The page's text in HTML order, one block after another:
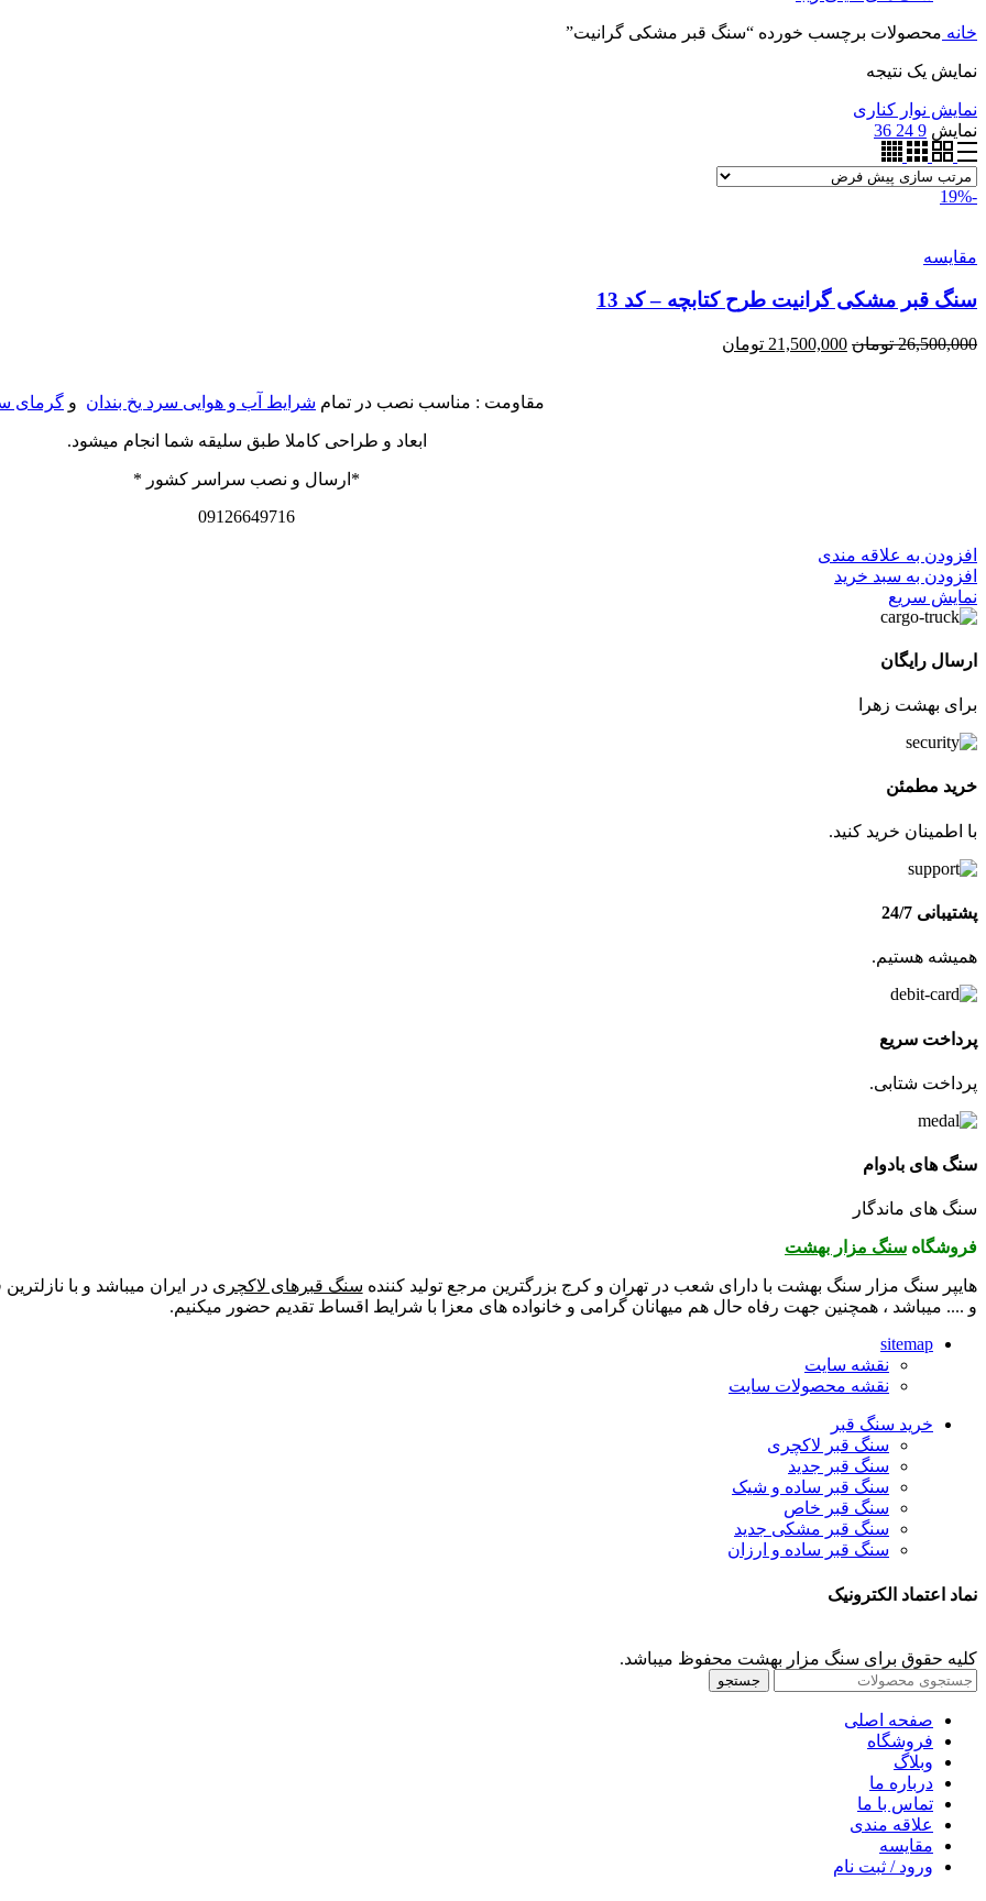
خانه محصولات برچسب خورده “سنگ قبر مشکی گرانیت”
نمایش یک نتیجه
نمایش نوار کناری
نمایش 9
24
36
-19%
مقايسه
سنگ قبر مشکی گرانیت طرح کتابچه – کد 13
26,500,000 تومان قیمت
21,500,000 تومان
مقاومت : مناسب نصب در تمام شرایط آب و هوایی سرد یخ بندان و گرمای
ابعاد و طراحی کاملا طبق سلیقه شما انجام میشود.
*ارسال و نصب سراسر کشور *
09126649716
افزودن به علاقه مندی
افزودن به سبد خرید
نمایش سریع
ارسال رایگان
برای بهشت زهرا
خرید مطمئن
با اطمینان خرید کنید.
پشتیبانی 24/7
همیشه هستیم.
پرداخت سریع
پرداخت شتابی.
سنگ های بادوام
سنگ های ماندگار
فروشگاه سنگ مزار بهشت
هایپر سنگ مزار سنگ بهشت با دارای شعب در تهران و کرج بزرگترین مرجع تولید کننده سنگ قبرهای لاکچری در ایران میباشد و با
و .... میباشد ، همچنین جهت رفاه حال هم میهانان گرامی و خانواده های معزا با شرایط اقساط تقدیم حضور میکنیم.
sitemap
نقشه سایت
نقشه محصولات سایت
خرید سنگ قبر
سنگ قبر لاکچری
سنگ قبر جدید
سنگ قبر ساده و شیک
سنگ قبر خاص
سنگ قبر مشکی جدید
سنگ قبر ساده و ارزان
نماد اعتماد الکترونیک
کلیه حقوق برای سنگ مزار بهشت محفوظ میباشد.
جستجو
صفحه اصلی
فروشگاه
وبلاگ
درباره ما
تماس با ما
علاقه مندی
مقايسه
ورود / ثبت نام